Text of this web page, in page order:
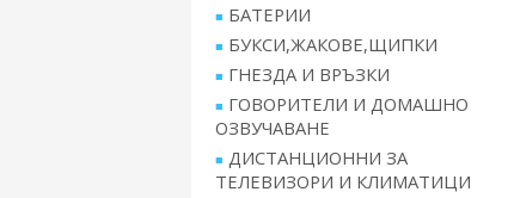
БАТЕРИИ
БУКСИ,ЖАКОВЕ,ЩИПКИ
ГНЕЗДА И ВРЪЗКИ
ГОВОРИТЕЛИ И ДОМАШНО
ОЗВУЧАВАНЕ
ДИСТАНЦИОННИ ЗА
ТЕЛЕВИЗОРИ И КЛИМАТИЦИ